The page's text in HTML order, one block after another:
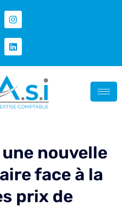
nouvelle
face à la
prix de